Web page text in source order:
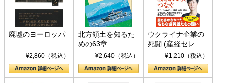
廃墟のヨーロッパ
¥2,860（税込）
北方領土を知るた
めの63章
¥2,640（税込）
ウクライナ企業の
死闘 (産経セレク
ト S 039)¥1,210（税込）